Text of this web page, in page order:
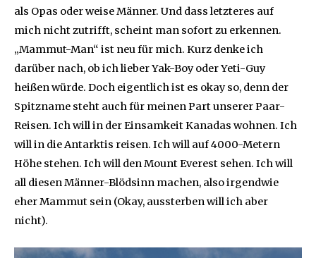
als Opas oder weise Männer. Und dass letzteres auf
mich nicht zutrifft, scheint man sofort zu erkennen.
„Mammut-Man“ ist neu für mich. Kurz denke ich
darüber nach, ob ich lieber Yak-Boy oder Yeti-Guy
heißen würde. Doch eigentlich ist es okay so, denn der
Spitzname steht auch für meinen Part unserer Paar-
Reisen. Ich will in der Einsamkeit Kanadas wohnen. Ich
will in die Antarktis reisen. Ich will auf 4000-Metern
Höhe stehen. Ich will den Mount Everest sehen. Ich will
all diesen Männer-Blödsinn machen, also irgendwie
eher Mammut sein (Okay, aussterben will ich aber
nicht).